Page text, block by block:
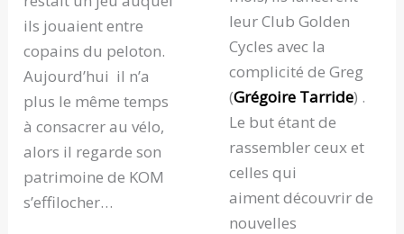
ils jouaient entre
copains du peloton.
Aujourd’hui il n’a
plus le même temps
à consacrer au vélo,
alors il regarde son
patrimoine de KOM
s’effilocher…
leur Club Golden
Cycles avec la
complicité de Greg
(Grégoire Tarride) .
Le but étant de
rassembler ceux et
celles qui
aiment découvrir de
nouvelles